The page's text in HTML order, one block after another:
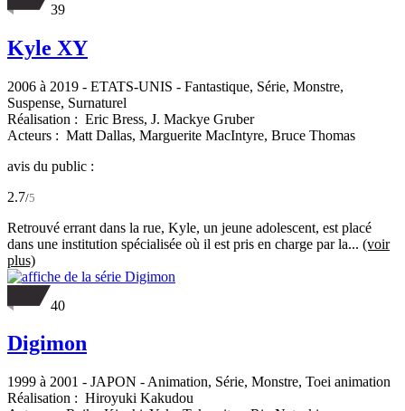
39
Kyle XY
2006 à 2019 - ETATS-UNIS - Fantastique, Série, Monstre,
Suspense, Surnaturel
Réalisation : Eric Bress, J. Mackye Gruber
Acteurs : Matt Dallas, Marguerite MacIntyre, Bruce Thomas
avis du public :
2.7/5
Retrouvé errant dans la rue, Kyle, un jeune adolescent, est placé
dans une institution spécialisée où il est pris en charge par la... (voir
plus)
40
Digimon
1999 à 2001 - JAPON - Animation, Série, Monstre, Toei animation
Réalisation : Hiroyuki Kakudou